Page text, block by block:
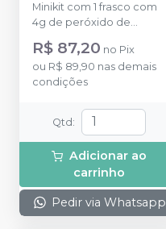
Minikit com 1 frasco com
4g de peróxido de
hidrogênio concentrado
+ 1 frasco com 2g de
espessante + 1 frasco
com 2g de solução
de peróxidos) + 1
espátula e uma placa
para preparo do gel.
R$ 87,20 no Pix
ou R$ 89,90 nas demais
condições
Qtd :
Adicionar ao
carrinho
Pedir via Whatsapp